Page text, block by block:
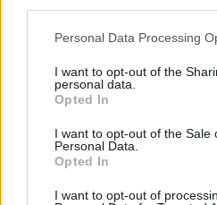
Please note that this website/
not limited to your visit or usage
grant or deny consent to Google
use your data for below
consent section.
Personal Data Processing
I want to opt-out of the
personal data.
Opted In
I want to opt-out of the Sale
Personal Data.
Opted In
I want to opt-out of
Megvan, mikor kezdődik az